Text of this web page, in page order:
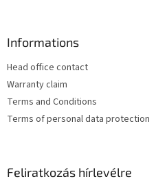
Informations
Head office contact
Warranty claim
Terms and Conditions
Terms of personal data protection
Feliratkozás hírlevélre